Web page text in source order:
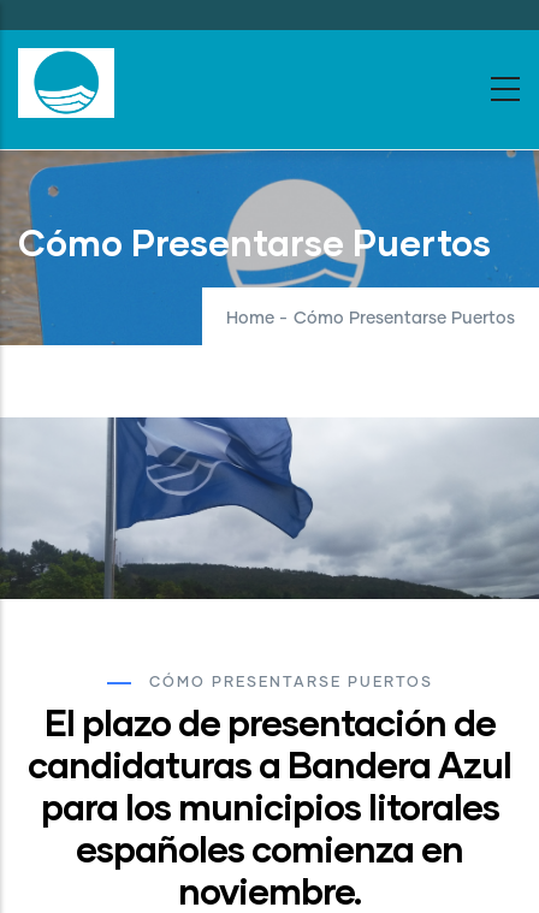
to
main
content
Cómo Presentarse Puertos
Home - Cómo Presentarse Puertos
CÓMO PRESENTARSE PUERTOS
El plazo de presentación de
candidaturas a Bandera Azul
para los municipios litorales
españoles comienza en
noviembre.